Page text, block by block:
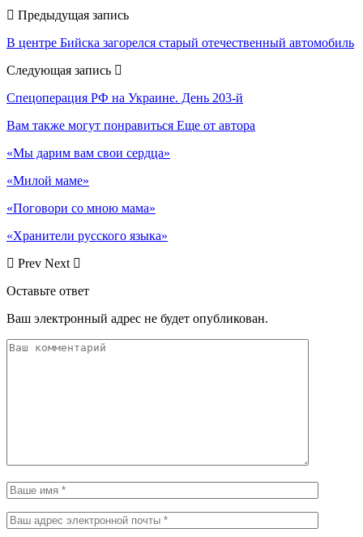
Предыдущая запись
В центре Бийска загорелся старый отечественный автомобиль
Следующая запись
Спецоперация РФ на Украине. День 203-й
Вам также могут понравиться Еще от автора
«Мы дарим вам свои сердца»
«Милой маме»
«Поговори со мною мама»
«Хранители русского языка»
Prev Next
Оставьте ответ
Ваш электронный адрес не будет опубликован.